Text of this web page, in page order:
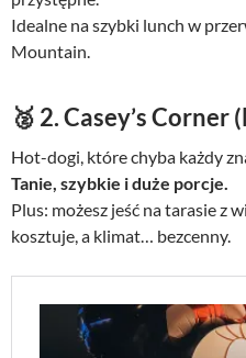
Idealne na szybki lunch w
Mountain.
🥈 2. Casey’s Corner
Hot-dogi, które chyba każdy
Tanie, szybkie i duże porcje.
Plus: możesz jeść na tarasie z
kosztuje, a klimat… bezcenny.